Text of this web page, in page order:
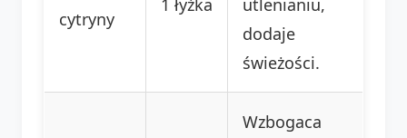
cytryny
dodaje
świeżości.
Wzbogaca